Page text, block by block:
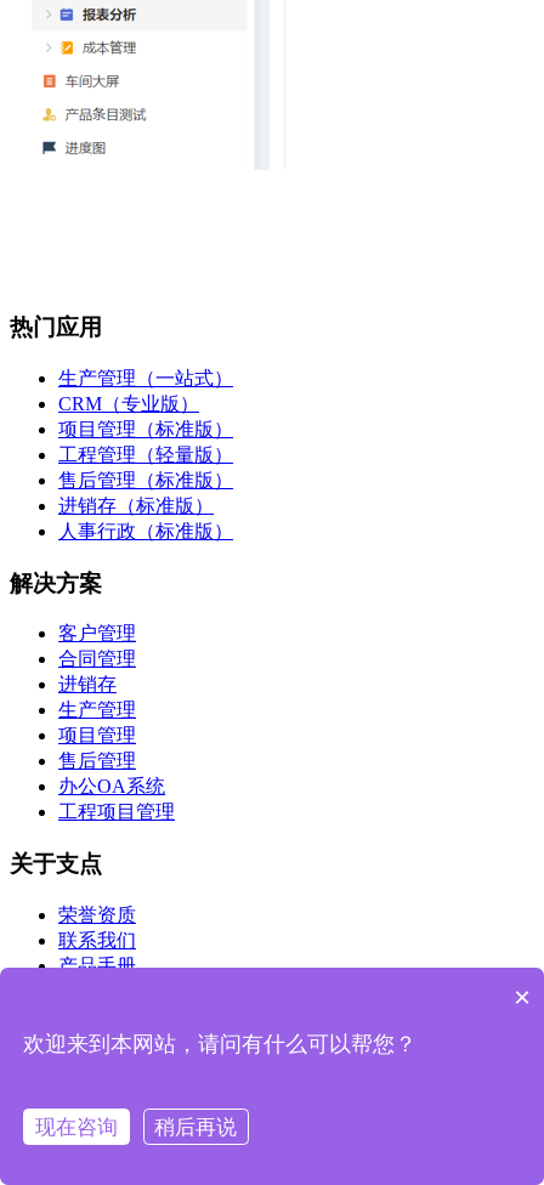
热门应用
生产管理（一站式）
CRM（专业版）
项目管理（标准版）
工程管理（轻量版）
售后管理（标准版）
进销存（标准版）
人事行政（标准版）
解决方案
客户管理
合同管理
进销存
生产管理
项目管理
售后管理
办公OA系统
工程项目管理
关于支点
荣誉资质
联系我们
产品手册
IOS版
Android版
×
欢迎来到本网站，请问有什么可以帮您？
现在咨询 稍后再说